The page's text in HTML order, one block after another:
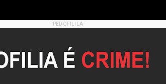
- PEDOFILILA -